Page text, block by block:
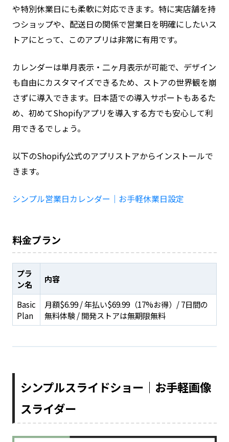
や特別休業日にも柔軟に対応できます。特に実店舗を持
つショップや、配送日の関係で営業日を明確にしたいス
トアにとって、このアプリは非常に有用です。
カレンダーは単月表示・二ヶ月表示が可能で、デザイン
も自由にカスタマイズできるため、ストアの世界観を崩
さずに導入できます。日本語での導入サポートもあるた
め、初めてShopifyアプリを導入する方でも安心して利
用できるでしょう。
以下のShopify公式のアプリストアからインストールで
きます。
シンプル営業日カレンダー｜お手軽休業日設定
料金プラン
プラ
ン名
内容
Basic
Plan
月額$6.99 / 年払い$69.99（17%お得）/ 7日間の
無料体験 / 開発ストアは無期限無料
シンプルスライドショー｜お手軽画像
スライダー